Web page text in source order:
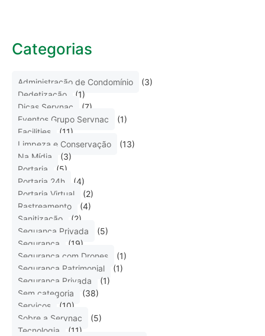
Categorias
Administração de Condomínio
(3)
Dedetização
(1)
Dicas Servnac
(7)
Eventos Grupo Servnac
(1)
Facilities
(11)
Limpeza e Conservação
(13)
Na Mídia
(3)
Portaria
(5)
Portaria 24h
(4)
Portaria Virtual
(2)
Rastreamento
(4)
Sanitização
(2)
Seguança Privada
(5)
Segurança
(19)
Segurança com Drones
(1)
Segurança Patrimonial
(1)
Segurança Privada
(1)
Sem categoria
(38)
Serviços
(10)
Sobre a Servnac
(5)
Tecnologia
(11)